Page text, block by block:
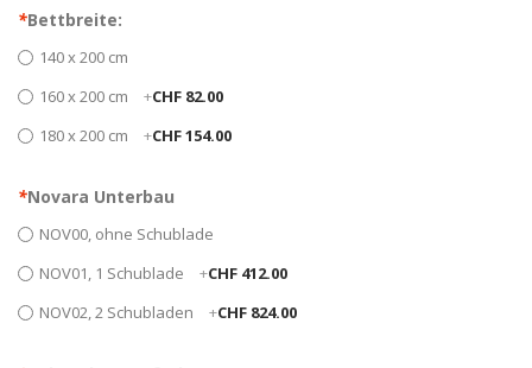
*Bettbreite:
140 x 200 cm
160 x 200 cm
+CHF 82.00
180 x 200 cm
+CHF 154.00
*Novara Unterbau
NOV00, ohne Schublade
NOV01, 1 Schublade
+CHF 412.00
NOV02, 2 Schubladen
+CHF 824.00